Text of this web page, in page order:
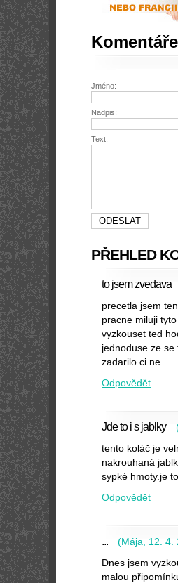
Komentáře
Jméno:
Nadpis:
Text:
PŘEHLED
to jsem zvedava
precetla jsem
pracne miluji
vyzkouset ted
jednoduse ze
zadarilo ci ne
Odpovědět
Jde to i s jablky
tento koláč je
nakrouhaná
sypké hmoty.je
Odpovědět
... (Mája 12. 4.
Dnes jsem
malou